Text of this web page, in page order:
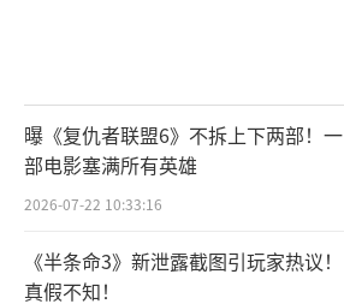
曝《复仇者联盟6》不拆上下两部！一
部电影塞满所有英雄
2026-07-22 10:33:16
《半条命3》新泄露截图引玩家热议！
真假不知！